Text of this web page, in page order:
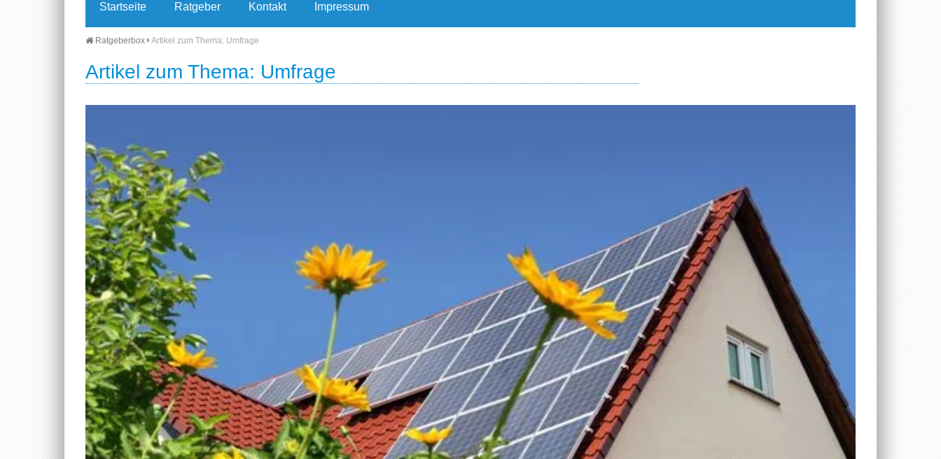
Startseite Ratgeber Kontakt Impressum
Ratgeberbox Artikel zum Thema: Umfrage
Artikel zum Thema: Umfrage